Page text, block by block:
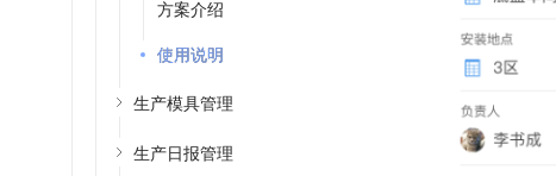
方案介绍
使用说明
生产模具管理
生产日报管理